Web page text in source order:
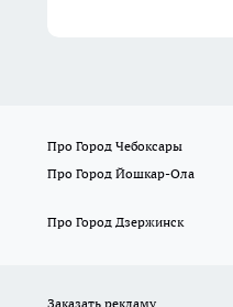
Про Город Чебоксары
Про Город Йошкар-Ола
Про Город Дзержинск
Заказать рекламу